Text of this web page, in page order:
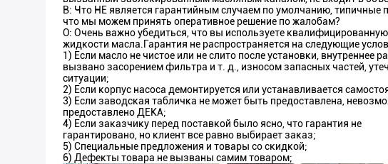
В: Что НЕ является гарантийным случаем по умолчанию, типичные
что мы можем принять оперативное решение по жалобам?
О: Очень важно убедиться, что вы используете
жидкости масла.Гарантия не распространяется на следующие
1) Если масло не чистое или не слито после установки, внутреннее
вызвано засорением фильтра и т. д., износом запасных частей,
ситуации;
2) Если корпус насоса демонтируется или устанавливается
3) Если заводская табличка не может быть предоставлена,
предоставлено ДЕКА;
4) Если заказчику перед поставкой было ясно, что гарантия не
гарантировано, но клиент все равно выбирает заказ;
5) Специальные предложения и товары со скидкой;
6) Дефекты товара не вызваны самим товаром;